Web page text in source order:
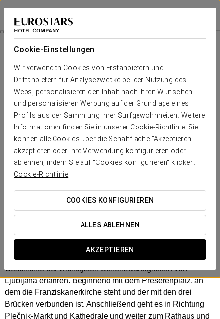
Cookie-Einstellungen
Wir verwenden Cookies von Erstanbietern und
Drittanbietern für Analysezwecke bei der Nutzung des
Webs, personalisieren den Inhalt nach Ihren Wünschen
und personalisieren Werbung auf der Grundlage eines
Profils aus der Sammlung Ihrer Surfgewohnheiten. Weitere
Informationen finden Sie in unserer Cookie-Richtlinie. Sie
können alle Cookies über die Schaltfläche "Akzeptieren"
akzeptieren oder ihre Verwendung konfigurieren oder
ablehnen, indem Sie auf "Cookies konfigurieren" klicken.
Cookie-Richtlinie
COOKIES KONFIGURIEREN
ALLES ABLEHNEN
AKZEPTIEREN
Exe Lev
LJUBLJANA
Stadtrundgang
95€
Stadtrundgang
Sehenswürdigkeiten, um mehr über die Geschichte, Kunst,
Architektur und den Lebensstil der Stadt in ihrer
Vergangenheit und Gegenwart zu erfahren.
Der Stadtführer begleitet Sie auf einem Spaziergang durch
das historische Stadtzentrum, bei dem Sie mehr über die
Geschichte der wichtigsten Sehenswürdigkeiten von
Ljubljana erfahren. Beginnend mit dem Prešerenplatz, an
dem die Franziskanerkirche steht und der mit den drei
Brücken verbunden ist. Anschließend geht es in Richtung
Plečnik-Markt und Kathedrale und weiter zum Rathaus und